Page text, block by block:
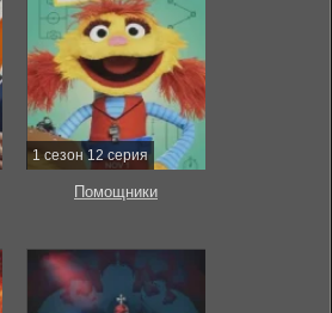
1 сезон 12 серия
Помощники